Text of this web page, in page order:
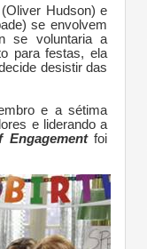
Hudson) e
se envolvem
se voluntaria a
para festas, ela
desistir das
e a sétima
e liderando a
Engagementfoi